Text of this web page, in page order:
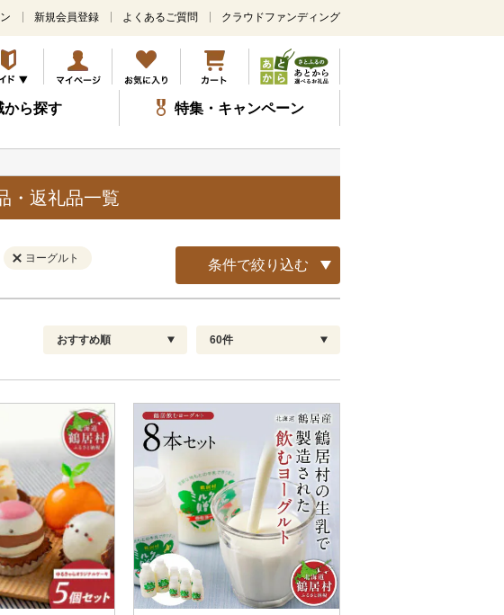
メ
ン
コ
ン
テ
ツ
ッ
新規会員登録 よくあるご質問 クラウドファンディング
から探す 特集・キャンペーン
・返礼品一覧
ヨーグルト 条件で絞り込む
解除 配送指定 解除
お届け日時指定可
お届け時間帯指定可
発送される月指定可
その他 解除
さとふる限定のお礼品
定期便
さとふるアプリdeワンストップ申請
対象
おすすめ順
新着順
レビュー件数順
レビュー評価順
寄付金額が高い順
寄付金額が低い順
60件
60